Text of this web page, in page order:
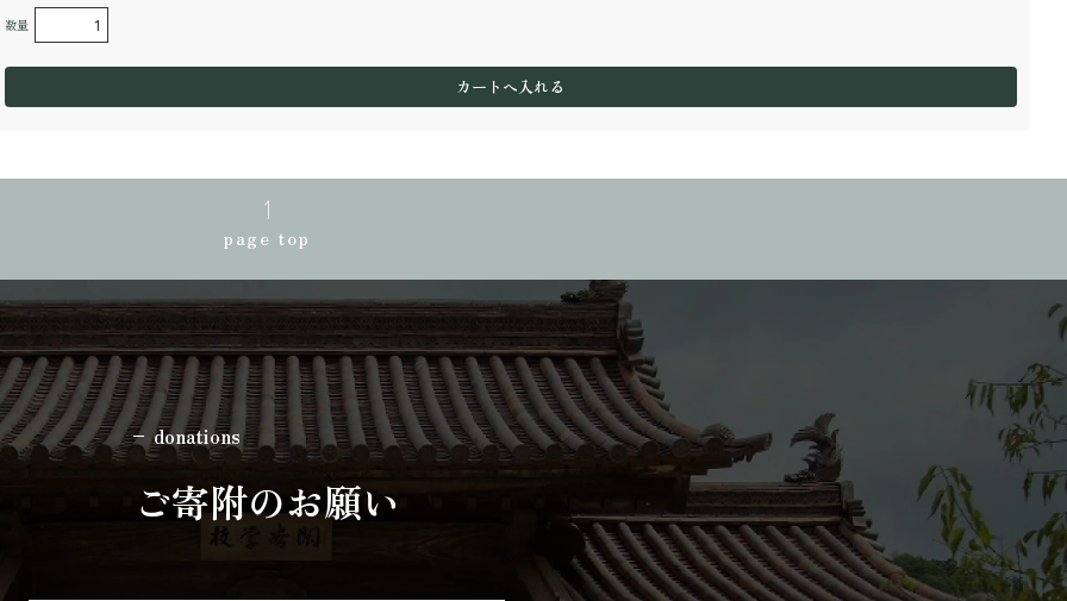
数量
page top
donations
ご寄附のお願い